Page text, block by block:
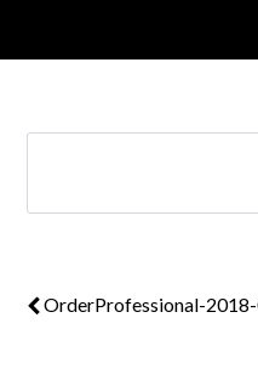
OrderProfessional-